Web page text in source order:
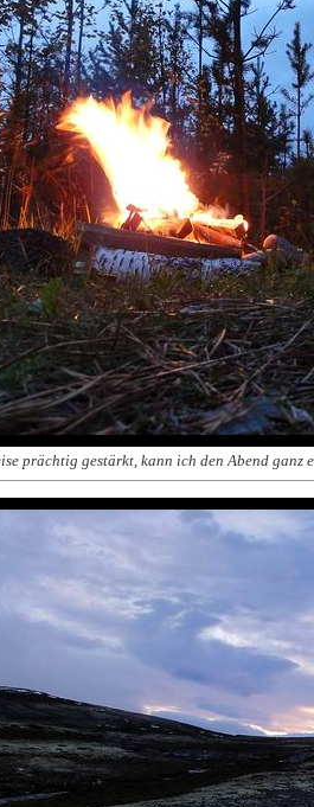
prächtig gestärkt, kann ich den Abend ganz